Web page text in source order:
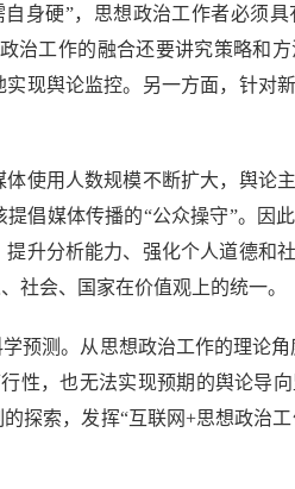
身硬”，思想政治工作者必须
治工作的融合还要讲究策略和
现舆论监控。另一方面，针对
用人数规模不断扩大，舆论
倡媒体传播的“公众操守”。因
升分析能力、强化个人道德和
社会、国家在价值观上的统一。
测。从思想政治工作的理论角
性，也无法实现预期的舆论导
探索，发挥“互联网+思想政治